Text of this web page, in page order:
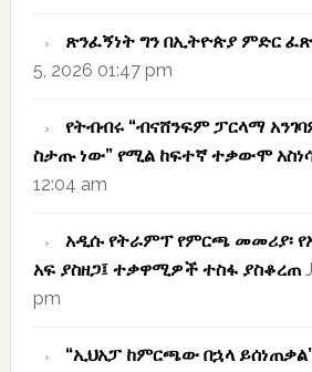
ጽንፈኝነት ግን በኢትዮጵያ ምድር
5, 2026 01:47 pm
የትብብሩ “ብናሸንፍም ፓርላማ
ስታጡ ነው” የሚል ከፍተኛ ተቃውሞ
12:04 am
አዲሱ የትራምፕ የምርጫ መመሪያ፡
አፍ ያስዘጋ፤ ተቃዋሚዎች ተስፋ ያስቆረጠ
pm
“ኢህአፓ ከምርጫው በኋላ